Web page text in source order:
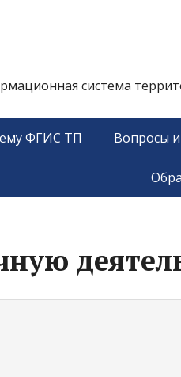
система
ФГИС ТП Вопросы